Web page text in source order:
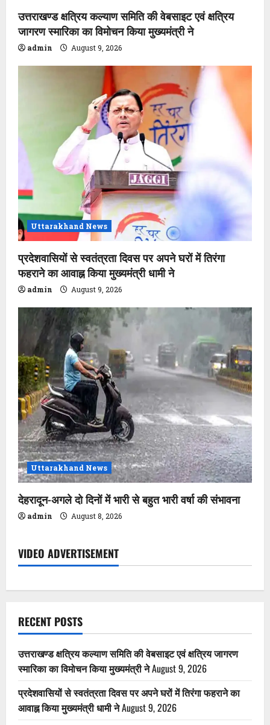
उत्तराखण्ड क्षत्रिय कल्याण समिति की वेबसाइट एवं क्षत्रिय
जागरण स्मारिका का विमोचन किया मुख्यमंत्री ने
admin August 9, 2026
Uttarakhand News
प्रदेशवासियों से स्वतंत्रता दिवस पर अपने घरों में तिरंगा
फहराने का आवाह्न किया मुख्यमंत्री धामी ने
admin August 9, 2026
Uttarakhand News
देहरादून-अगले दो दिनों में भारी से बहुत भारी वर्षा की संभावना
admin August 8, 2026
VIDEO ADVERTISEMENT
RECENT POSTS
उत्तराखण्ड क्षत्रिय कल्याण समिति की वेबसाइट एवं क्षत्रिय जागरण
स्मारिका का विमोचन किया मुख्यमंत्री नेAugust 9, 2026
प्रदेशवासियों से स्वतंत्रता दिवस पर अपने घरों में तिरंगा फहराने का
आवाह्न किया मुख्यमंत्री धामी नेAugust 9, 2026